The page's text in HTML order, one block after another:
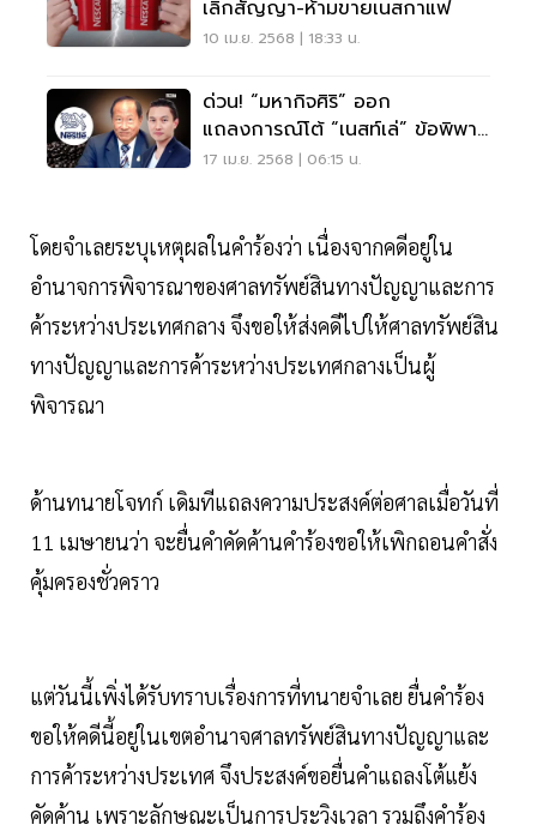
เลิกสัญญา-ห้ามขายเนสกาแฟ
10 เม.ย. 2568 | 18:33 น.
ด่วน! “มหากิจศิริ” ออก
แถลงการณ์โต้ “เนสท์เล่” ข้อพิพาท
ชิง "เนสกาแฟ"
17 เม.ย. 2568 | 06:15 น.
โดยจำเลยระบุเหตุผลในคำร้องว่า เนื่องจากคดีอยู่ใน
อำนาจการพิจารณาของศาลทรัพย์สินทางปัญญาและการ
ค้าระหว่างประเทศกลาง จึงขอให้ส่งคดีไปให้ศาลทรัพย์สิน
ทางปัญญาและการค้าระหว่างประเทศกลางเป็นผู้
พิจารณา
ด้านทนายโจทก์ เดิมทีแถลงความประสงค์ต่อศาลเมื่อวันที่
11 เมษายนว่า จะยื่นคำคัดค้านคำร้องขอให้เพิกถอนคำสั่ง
คุ้มครองชั่วคราว
แต่วันนี้เพิ่งได้รับทราบเรื่องการที่ทนายจำเลย ยื่นคำร้อง
ขอให้คดีนี้อยู่ในเขตอำนาจศาลทรัพย์สินทางปัญญาและ
การค้าระหว่างประเทศ จึงประสงค์ขอยื่นคำแถลงโต้แย้ง
คัดค้าน เพราะลักษณะเป็นการประวิงเวลา รวมถึงคำร้อง